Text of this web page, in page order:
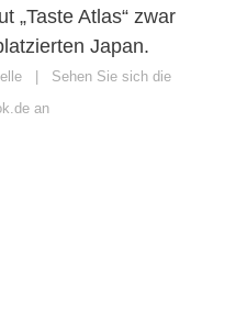
„Taste Atlas“ zwar
Japan.
Sehen Sie sich die
an